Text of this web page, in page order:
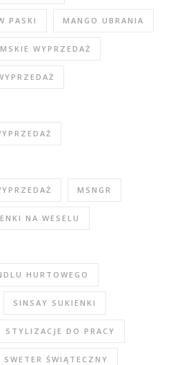
PASKI MANGO UBRANIA
WYPRZEDAŻ
MSNGR
NA WESELU
HURTOWEGO
SINSAY SUKIENKI
STYLIZACJE DO PRACY
SWETER ŚWIĄTECZNY